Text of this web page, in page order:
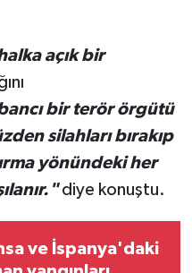
açık bir
bir terör örgütü
silahları bırakıp
yönündeki her
diye konuştu.
ve İspanya'daki